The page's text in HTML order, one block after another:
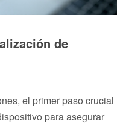
de
el primer paso crucial
para asegurar